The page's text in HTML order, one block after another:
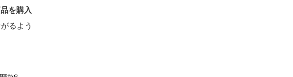
を購入
るよう